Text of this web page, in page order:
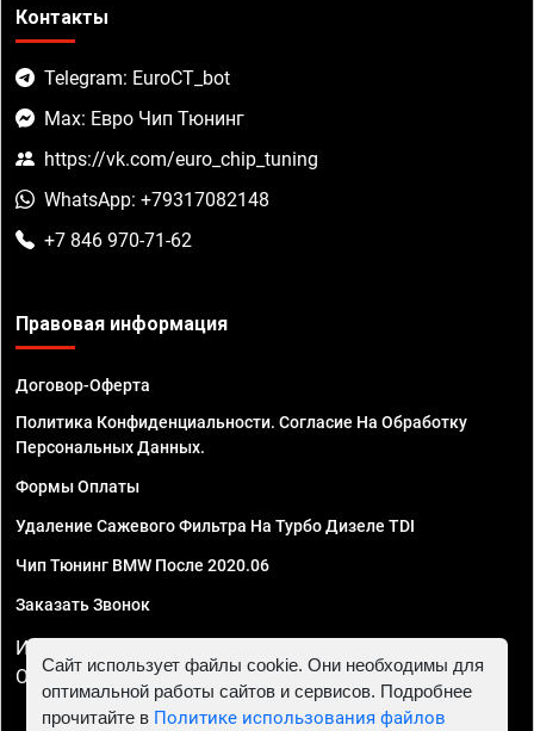
Контакты
Telegram: EuroCT_bot
Max: Евро Чип Тюнинг
https://vk.com/euro_chip_tuning
WhatsApp: +79317082148
+7 846 970-71-62
Правовая информация
Договор-Оферта
Политика Конфиденциальности. Согласие На Обработку
Персональных Данных.
Формы Оплаты
Удаление Сажевого Фильтра На Турбо Дизеле TDI
Чип Тюнинг BMW После 2020.06
Заказать Звонок
ИП Смирнов Георгий Павлович. ИНН 781302555843,
ОГРНИП 324470400032610
Сайт использует файлы cookie. Они необходимы для
оптимальной работы сайтов и сервисов. Подробнее
прочитайте в Политике использования файлов